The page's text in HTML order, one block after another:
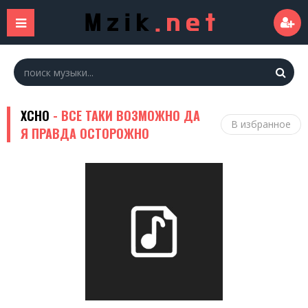
XCHO - ВСЕ ТАКИ ВОЗМОЖНО ДА
Я ПРАВДА ОСТОРОЖНО
В избранное